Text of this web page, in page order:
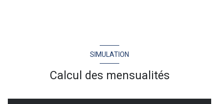
SIMULATION
Calcul des mensualités